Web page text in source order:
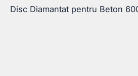
Disc Diamantat pentru Beton